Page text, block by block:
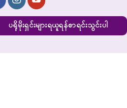
ပရိုမိုးရှင်းများရယူရန်စာရင်းသွင်းပါ